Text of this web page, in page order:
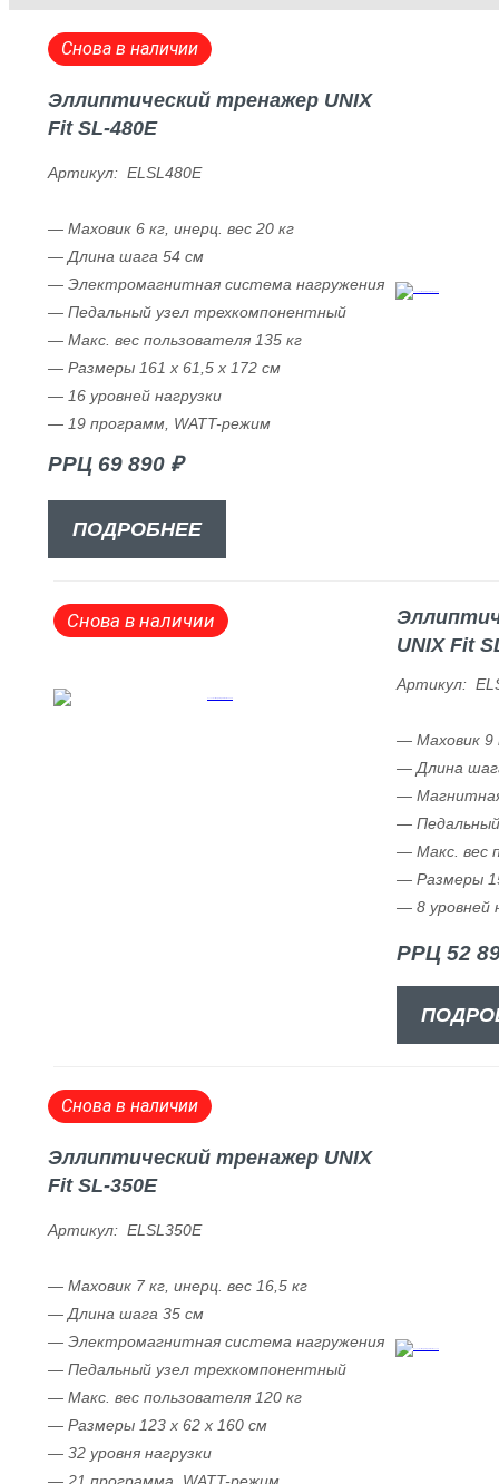
Снова в наличии
Эллиптический тренажер UNIX
Fit SL-480E
Артикул: ELSL480E
— Маховик 6 кг, инерц. вес 20 кг
— Длина шага 54 cм
— Электромагнитная система нагружения
— Педальный узел трехкомпонентный
— Макс. вес пользователя 135 кг
— Размеры 161 x 61,5 x 172 см
— 16 уровней нагрузки
— 19 программ, WATT-режим
РРЦ 69 890 ₽
ПОДРОБНЕЕ
Снова в наличии
UNIX Fit
Артикул:
— Маховик 9
— Длина
—
—
— Макс. вес
— Размеры
— 8 уровней
РРЦ 52
Снова в наличии
Эллиптический тренажер UNIX
Fit SL-350Е
Артикул: ELSL350E
— Маховик 7 кг, инерц. вес 16,5 кг
— Длина шага 35 cм
— Электромагнитная система нагружения
— Педальный узел трехкомпонентный
— Макс. вес пользователя 120 кг
— Размеры 123 x 62 x 160 см
— 32 уровня нагрузки